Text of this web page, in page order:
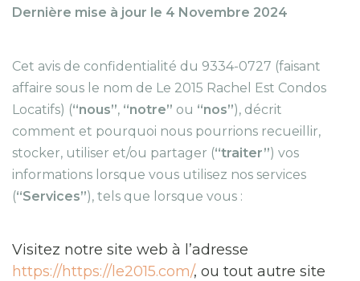
Dernière mise à jour le 4 Novembre 2024
Cet avis de confidentialité du 9334-0727 (faisant
affaire sous le nom de Le 2015 Rachel Est Condos
Locatifs) (“nous”, “notre” ou “nos”), décrit
comment et pourquoi nous pourrions recueillir,
stocker, utiliser et/ou partager (“traiter”) vos
informations lorsque vous utilisez nos services
(“Services”), tels que lorsque vous :
Visitez notre site web à l’adresse
https://https://le2015.com/, ou tout autre site